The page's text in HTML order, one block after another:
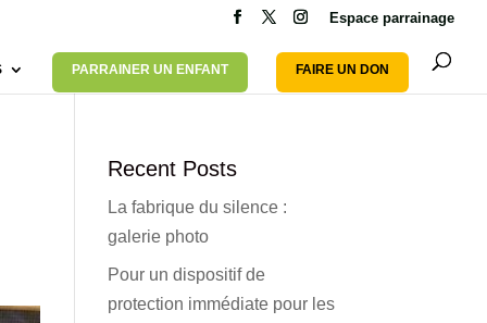
Espace parrainage
PARRAINER UN ENFANT FAIRE UN DON
Recent Posts
La fabrique du silence :
galerie photo
Pour un dispositif de
protection immédiate pour les